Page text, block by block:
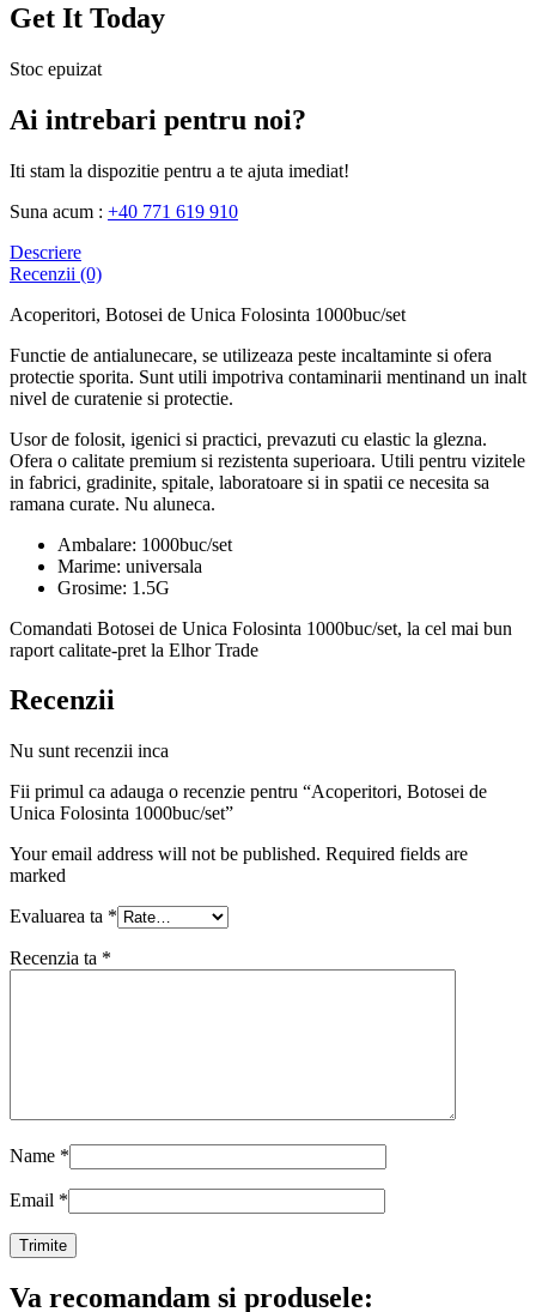
Get It Today
Stoc epuizat
Ai intrebari pentru noi?
Iti stam la dispozitie pentru a te ajuta imediat!
Suna acum : +40 771 619 910
Descriere
Recenzii (0)
Acoperitori, Botosei de Unica Folosinta 1000buc/set
Functie de antialunecare, se utilizeaza peste incaltaminte si ofera
protectie sporita. Sunt utili impotriva contaminarii mentinand un inalt
nivel de curatenie si protectie.
Usor de folosit, igenici si practici, prevazuti cu elastic la glezna.
Ofera o calitate premium si rezistenta superioara. Utili pentru vizitele
in fabrici, gradinite, spitale, laboratoare si in spatii ce necesita sa
ramana curate. Nu aluneca.
Ambalare: 1000buc/set
Marime: universala
Grosime: 1.5G
Comandati Botosei de Unica Folosinta 1000buc/set, la cel mai bun
raport calitate-pret la Elhor Trade
Recenzii
Nu sunt recenzii inca
Fii primul ca adauga o recenzie pentru “Acoperitori, Botosei de
Unica Folosinta 1000buc/set”
Your email address will not be published. Required fields are
marked
Evaluarea ta *
Recenzia ta *
Name *
Email *
Va recomandam si produsele: